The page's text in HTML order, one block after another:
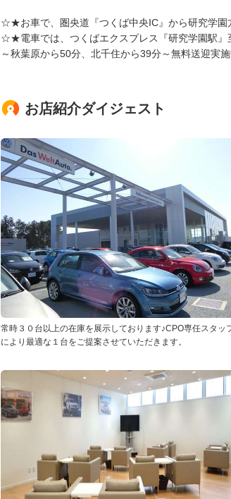
☆★お車で、圏央道『つくば中央IC』から研究学
☆★電車では、つくばエクスプレス『研究学園駅
～秋葉原から50分、北千住から39分～無料送迎実
お店紹介ダイジェスト
常時３０台以上の在庫を展示しております♪CPO専任スタッ
により最適な１台をご提案させていただきます。